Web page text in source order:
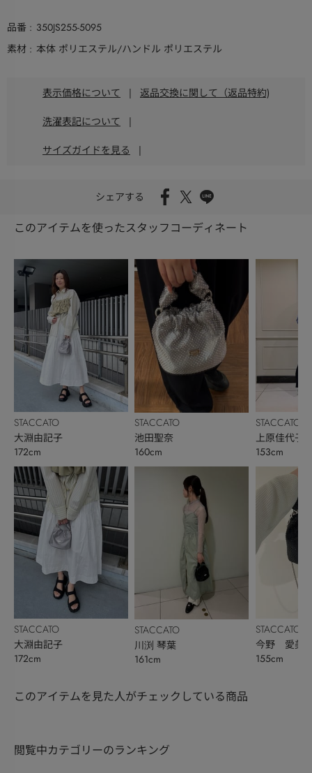
品番
350JS255-5095
素材
本体 ポリエステル/ハンドル ポリエステル
表示価格について | 返品交換に関して（返品特約)
洗濯表記について |
サイズガイドを見る |
シェアする
このアイテムを使ったスタッフコーディネート
STACCATO
大淵由記子
172cm
STACCATO
大淵由記子
172cm
STACCATO
池田聖奈
160cm
STACCATO
川渕 琴葉
161cm
STACCATO
上原佳代子
153cm
STACCATO
今野 愛美
155cm
このアイテムを見た人がチェックしている商品
閲覧中カテゴリーのランキング